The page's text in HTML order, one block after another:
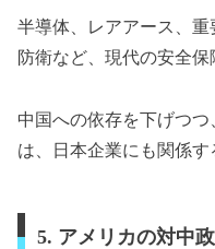
半導体、レアアース、
防衛など、現代の安全保
中国への依存を下げつ
は、日本企業にも関係す
5. アメリカの対中